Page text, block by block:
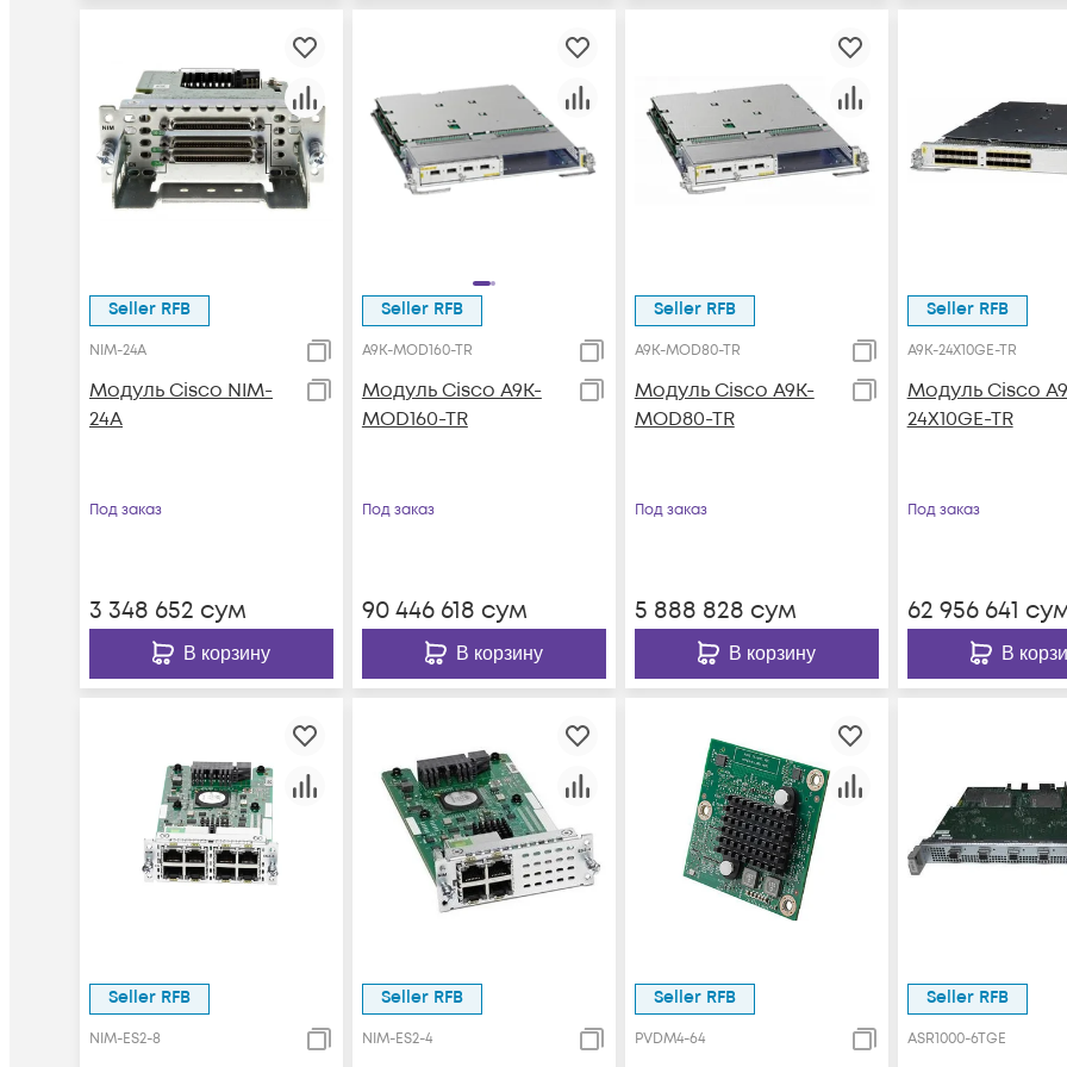
Seller RFB
NIM-24A
Модуль Cisco NIM-
24A
Под заказ
3 348 652 сум
В корзину
Seller RFB
A9K-MOD160-TR
Модуль Cisco A9K-
MOD160-TR
Под заказ
90 446 618 сум
В корзину
Seller RFB
A9K-MOD80-TR
Модуль Cisco A9K-
MOD80-TR
Под заказ
5 888 828 сум
В корзину
Seller RFB
A9K-24X10GE-TR
Модуль Cisco
24X10GE-TR
Под заказ
62 956 641
В
Seller RFB
NIM-ES2-8
Seller RFB
NIM-ES2-4
Seller RFB
PVDM4-64
Seller RFB
ASR1000-6TGE